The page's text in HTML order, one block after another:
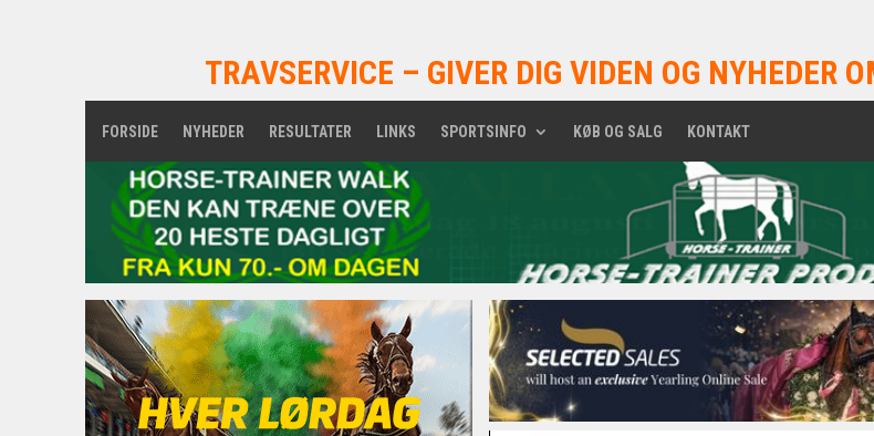
TRAVSERVICE – GIVER DIG VIDEN OG NYHEDER
FORSIDE NYHEDER RESULTATER LINKS SPORTSINFO KØB OG SALG KONTAKT